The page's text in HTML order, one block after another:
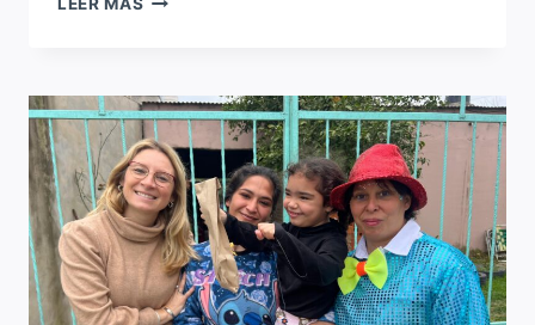
LA
MUNICIPALIDAD
DE
SAUCE
VIEJO
Y
CÁRITAS
SANTA
FE